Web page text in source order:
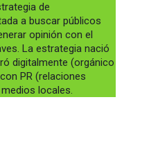
de
a buscar públicos
opinión con el
La estrategia nació
digitalmente (orgánico
PR (relaciones
locales.